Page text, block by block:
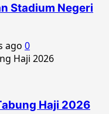
Stadium Negeri
ago 0
Haji 2026